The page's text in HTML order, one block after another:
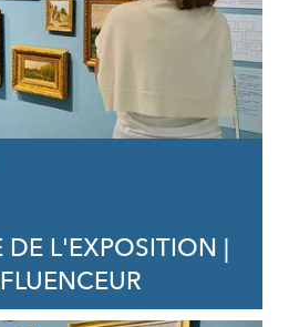
DE L'EXPOSITION |